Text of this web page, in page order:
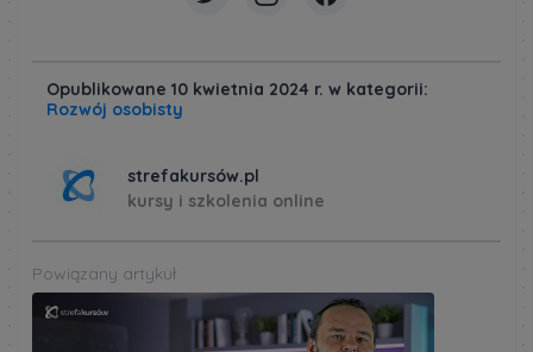
Opublikowane 10 kwietnia 2024 r. w kategorii:
Rozwój osobisty
strefakursów.pl
kursy i szkolenia online
Powiązany artykuł